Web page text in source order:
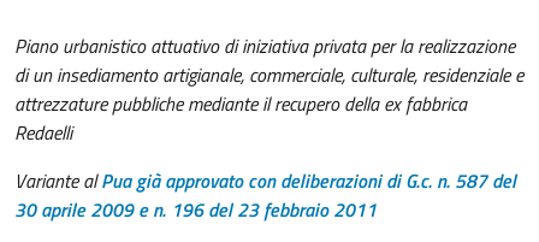
Piano urbanistico attuativo di iniziativa privata per la realizzazione
di un insediamento artigianale, commerciale, culturale, residenziale e
attrezzature pubbliche mediante il recupero della ex fabbrica
Redaelli
Variante alPua già approvato con deliberazioni di G.c. n. 587 del
30 aprile 2009 e n. 196 del 23 febbraio 2011